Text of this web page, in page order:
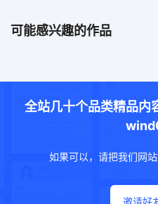
可能感兴趣的作品
全站几十个品类精品内
如果可以，请把我们网